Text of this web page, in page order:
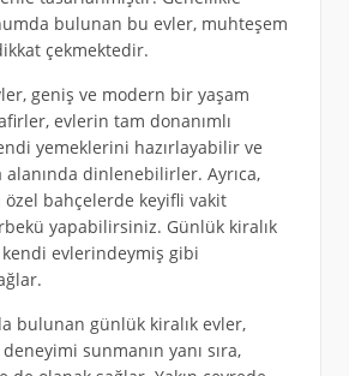
bulunan bu evler, muhteşem
çekmektedir.
geniş ve modern bir yaşam
evlerin tam donanımlı
yemeklerini hazırlayabilir ve
dinlenebilirler. Ayrıca,
bahçelerde keyifli vakit
yapabilirsiniz. Günlük kiralık
evlerindeymiş gibi
bulunan günlük kiralık evler,
sunmanın yanı sıra,